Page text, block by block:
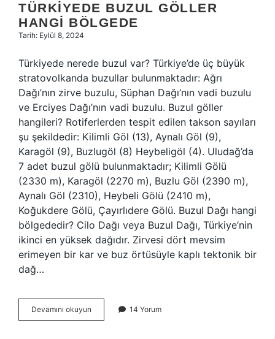
TÜRKIYEDE BUZUL GÖLLER
HANGI BÖLGEDE
Tarih: Eylül 8, 2024
Türkiyede nerede buzul var? Türkiye’de üç büyük
stratovolkanda buzullar bulunmaktadır: Ağrı
Dağı’nın zirve buzulu, Süphan Dağı’nın vadi buzulu
ve Erciyes Dağı’nın vadi buzulu. Buzul göller
hangileri? Rotiferlerden tespit edilen takson sayıları
şu şekildedir: Kilimli Göl (13), Aynalı Göl (9),
Karagöl (9), Buzlugöl (8) Heybeligöl (4). Uludağ’da
7 adet buzul gölü bulunmaktadır; Kilimli Gölü
(2330 m), Karagöl (2270 m), Buzlu Göl (2390 m),
Aynalı Göl (2310), Heybeli Gölü (2410 m),
Koğukdere Gölü, Çayırlıdere Gölü. Buzul Dağı hangi
bölgededir? Cilo Dağı veya Buzul Dağı, Türkiye’nin
ikinci en yüksek dağıdır. Zirvesi dört mevsim
erimeyen bir kar ve buz örtüsüyle kaplı tektonik bir
dağ…
Devamını okuyun Türkiyede
Buzul
14 Yorum